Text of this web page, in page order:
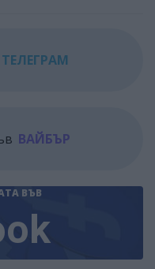
ТЕЛЕГРАМ
ВАЙБЪР
ВЪВ